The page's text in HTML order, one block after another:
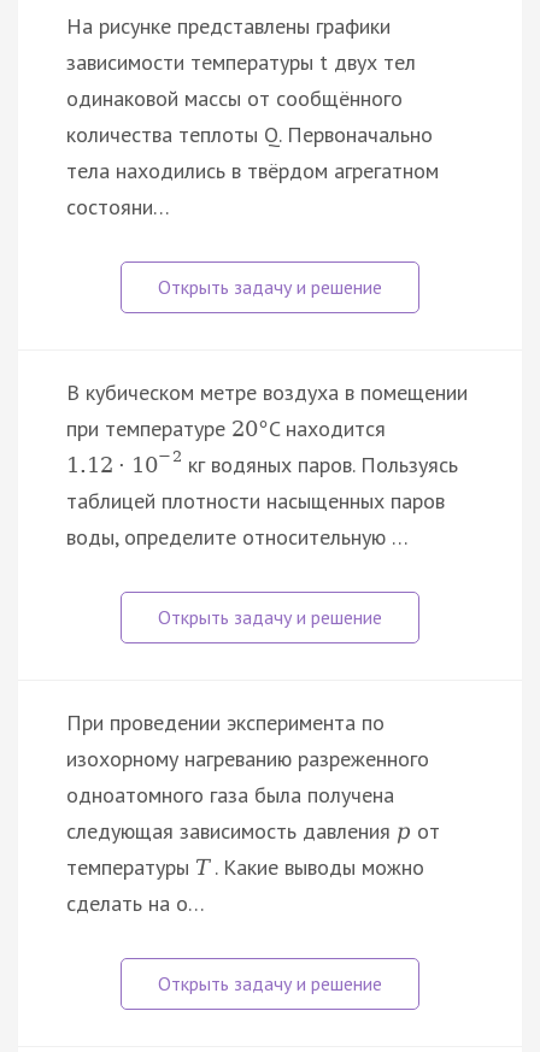
На рисунке представлены графики
зависимости температуры t двух тел
одинаковой массы от сообщённого
количества теплоты Q. Первоначально
тела находились в твёрдом агрегатном
состояни…
В кубическом метре воздуха в помещении
при температуре 20°C находится
1.12 · 10− 2 кг водяных паров. Пользуясь
таблицей плотности насыщенных паров
воды, определите относительную …
При проведении эксперимента по
изохорному нагреванию разреженного
одноатомного газа была получена
следующая зависимость давления p от
температуры T . Какие выводы можно
сделать на о…